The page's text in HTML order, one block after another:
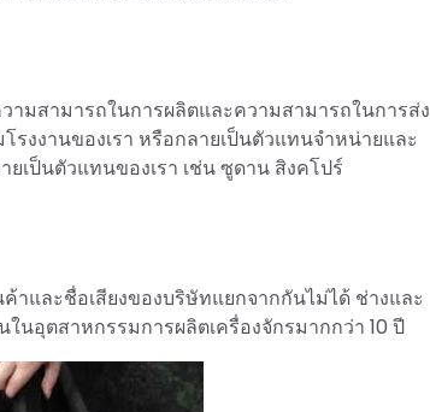
ามสามารถในการผลิตและความสามารถในการส่ง
รงงานของเรา หรือกลายเป็นตัวแทนจำหน่ายและ
เป็นตัวแทนของเรา เช่น ซูดาน สิงคโปร์
และชื่อเสียงของบริษัทแยกจากกันไม่ได้ ช่างและ
นอุตสาหกรรมการผลิตเครื่องจักรมากกว่า 10 ปี